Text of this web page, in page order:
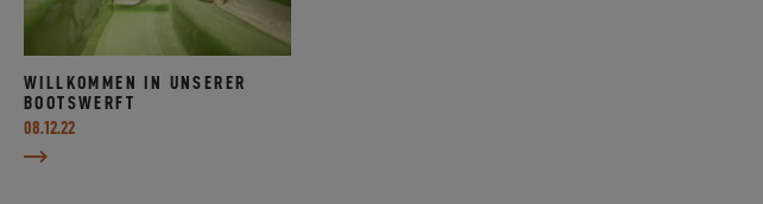
WILLKOMMEN IN UNSERER
BOOTSWERFT
08.12.22